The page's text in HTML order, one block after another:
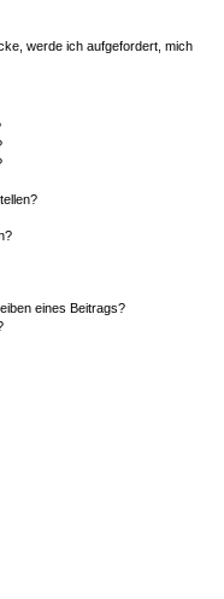
werde ich aufgefordert, mich
eines Beitrags?